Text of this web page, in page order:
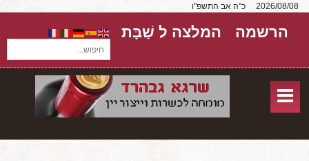
כ"ה אב התשפ"ו
חיפוש...
הרשמה המלצה ל שַׁבָּת